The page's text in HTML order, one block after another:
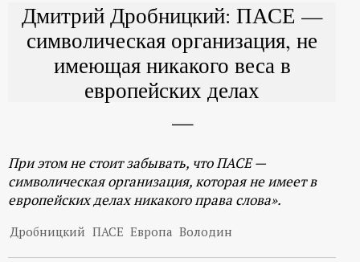
Дмитрий Дробницкий: ПАСЕ —
символическая организация, не
имеющая никакого веса в
европейских делах
При этом не стоит забывать, что ПАСЕ —
символическая организация, которая не имеет в
европейских делах никакого права слова».
Дробницкий ПАСЕ Европа Володин